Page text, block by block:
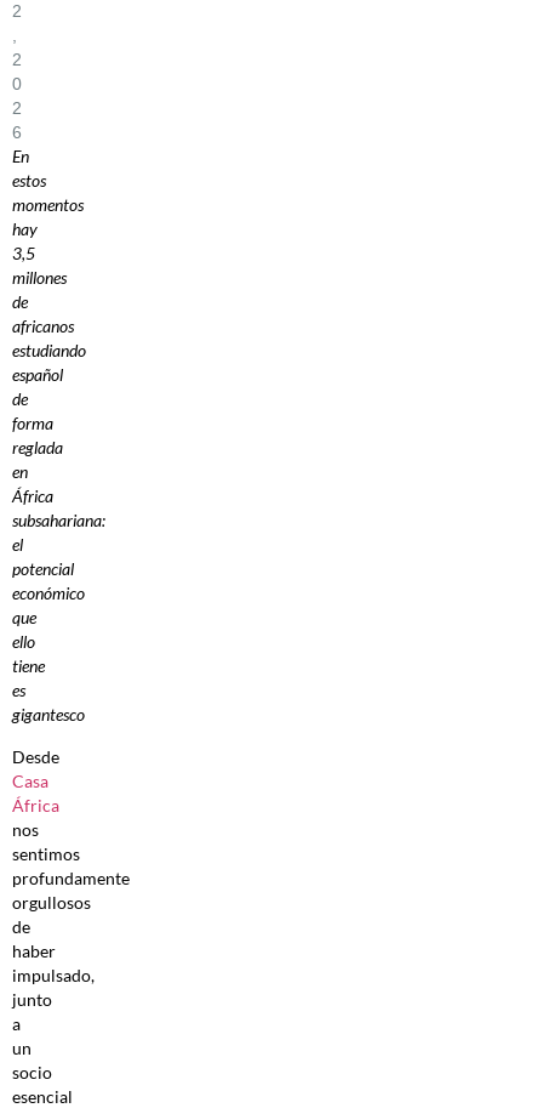
2
,
2
0
2
6
En
estos
momentos
hay
3,5
millones
de
africanos
estudiando
español
de
forma
reglada
en
África
subsahariana:
el
potencial
económico
que
ello
tiene
es
gigantesco
Desde
Casa
África
nos
sentimos
profundamente
orgullosos
de
haber
impulsado,
junto
a
un
socio
esencial